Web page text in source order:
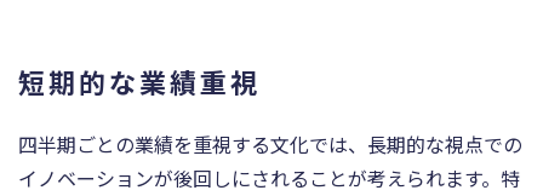
短期的な業績重視
四半期ごとの業績を重視する文化では、長期的な視点での
イノベーションが後回しにされることが考えられます。特